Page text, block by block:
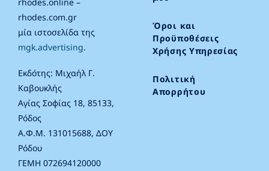
rhodes.com.gr
μία ιστοσελίδα της
mgk.advertising.
Εκδότης: Μιχαήλ Γ.
Καβουκλής
Αγίας Σοφίας 18, 85133,
Ρόδος
Α.Φ.Μ. 131015688, ΔΟΥ
Ρόδου
ΓΕΜΗ 072694120000
Όροι και
Προϋποθέσεις
Χρήσης Υπηρεσίας
Πολιτική
Απορρήτου